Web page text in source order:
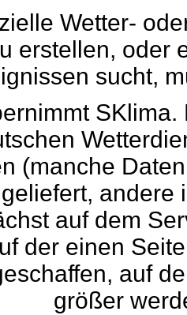
Wetter-
erstellen, oder
sucht,
(manche
auf dem
der einen
auf
größer